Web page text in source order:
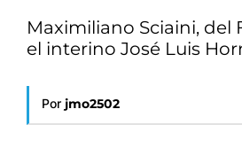
Maximiliano Sciaini,
el interino José Luis
Por jmo2502